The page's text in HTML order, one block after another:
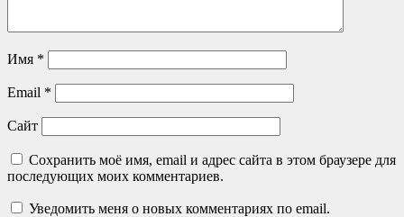
Имя *
Email *
Сайт
Сохранить моё имя, email и адрес сайта в этом браузере для
последующих моих комментариев.
Уведомить меня о новых комментариях по email.